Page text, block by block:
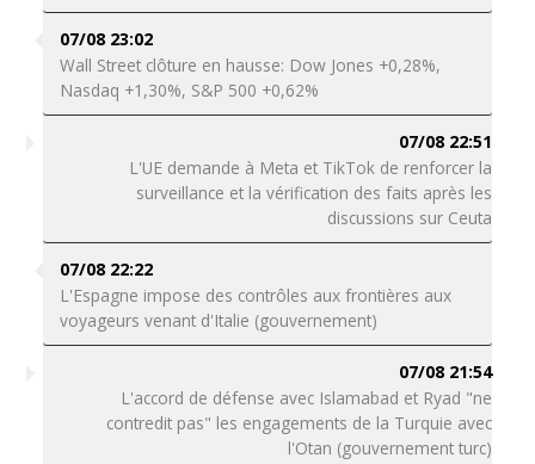
07/08 23:02
Wall Street clôture en hausse: Dow Jones +0,28%,
Nasdaq +1,30%, S&P 500 +0,62%
07/08 22:51
L'UE demande à Meta et TikTok de renforcer la
surveillance et la vérification des faits après les
discussions sur Ceuta
07/08 22:22
L'Espagne impose des contrôles aux frontières aux
voyageurs venant d'Italie (gouvernement)
07/08 21:54
L'accord de défense avec Islamabad et Ryad "ne
contredit pas" les engagements de la Turquie avec
l'Otan (gouvernement turc)